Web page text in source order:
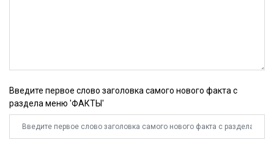
Введите первое слово заголовка самого нового факта с
раздела меню 'ФАКТЫ'